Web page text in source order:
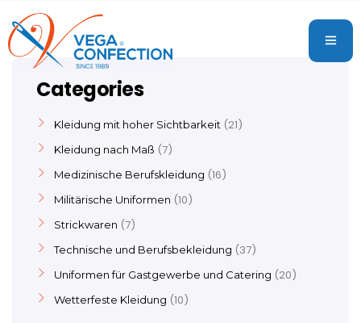
Categories
Kleidung mit hoher Sichtbarkeit 21
Kleidung nach Maß 7
Medizinische Berufskleidung 16
Militärische Uniformen 10
Strickwaren 7
Technische und Berufsbekleidung 37
Uniformen für Gastgewerbe und Catering 20
Wetterfeste Kleidung 10